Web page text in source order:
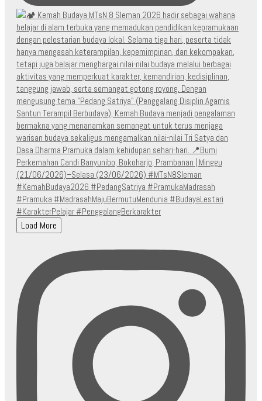
Load More